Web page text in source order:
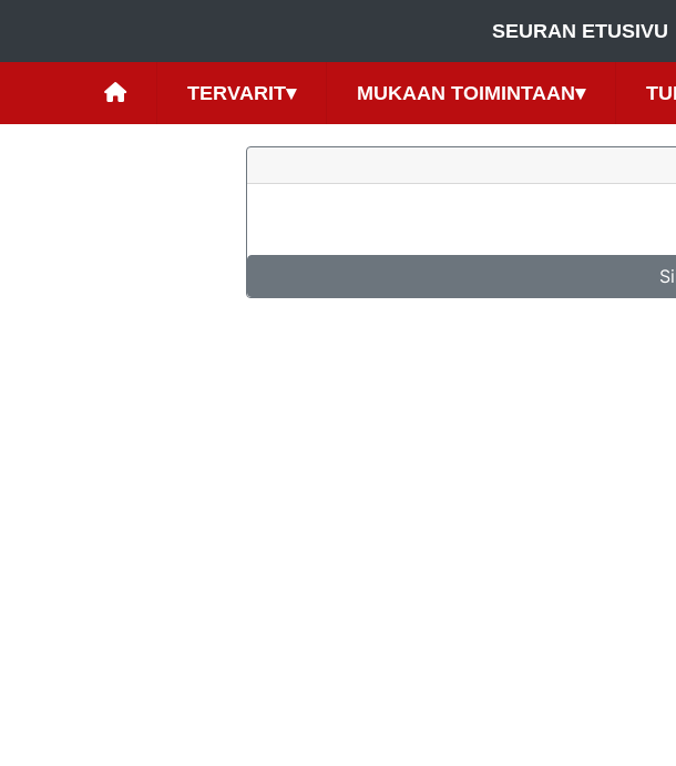
SEURAN ETUSIVU
TERVARIT▾ MUKAAN TOIMINTAAN▾